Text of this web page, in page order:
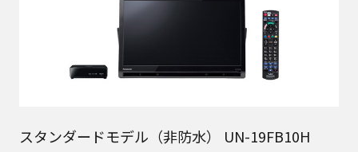
スタンダードモデル（非防水） UN-19FB10H